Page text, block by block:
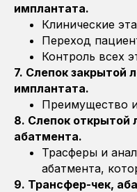
имплантата.
Клинические
Переход
Контроль всех
7. Слепок закрытой
имплантата.
Преимущество
8. Слепок открытой
абатмента.
Трасферы и
абатмента,
9. Трансфер-чек,